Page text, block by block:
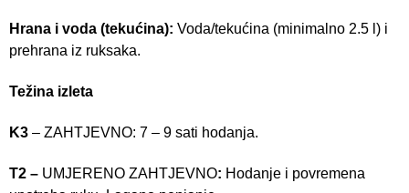
Hrana i voda (tekućina): Voda/tekućina (minimalno 2.5 l) i
prehrana iz ruksaka.
Težina izleta
K3 – ZAHTJEVNO: 7 – 9 sati hodanja.
T2 – UMJERENO ZAHTJEVNO: Hodanje i povremena